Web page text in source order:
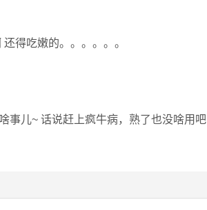
得吃嫩的。。。。。。
事儿~ 话说赶上疯牛病，熟了也没啥用吧